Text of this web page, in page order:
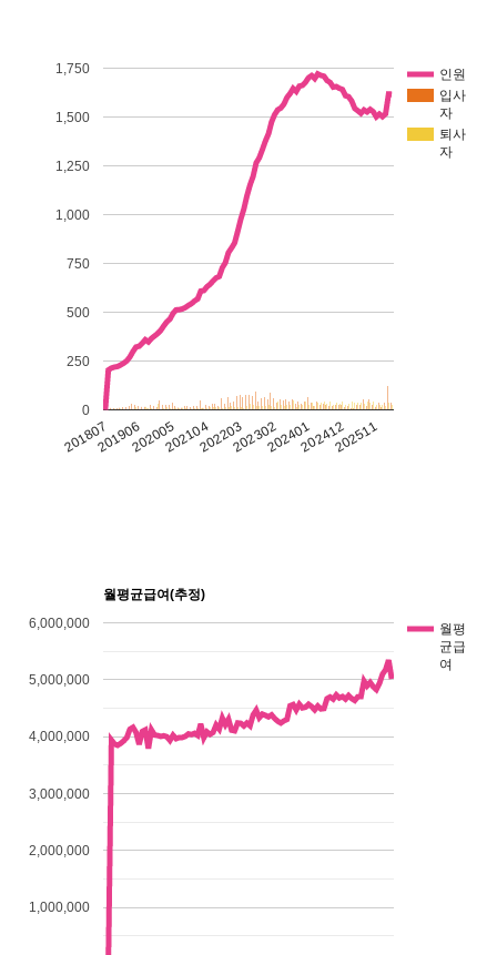
인원
입사
자
퇴사
자
201807201906202005202104202203202302202401202412202511
0
250
500
750
1,000
1,250
1,500
1,750
월평균급여(추정)
월평
균급
여
1,000,000
2,000,000
3,000,000
4,000,000
5,000,000
6,000,000